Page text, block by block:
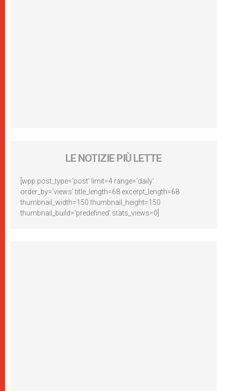
LE NOTIZIE PIÙ LETTE
[wpp post_type='post' limit=4 range='daily'
order_by='views' title_length=68 excerpt_length=68
thumbnail_width=150 thumbnail_height=150
thumbnail_build='predefined' stats_views=0]